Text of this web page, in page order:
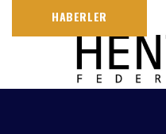
HABERLER